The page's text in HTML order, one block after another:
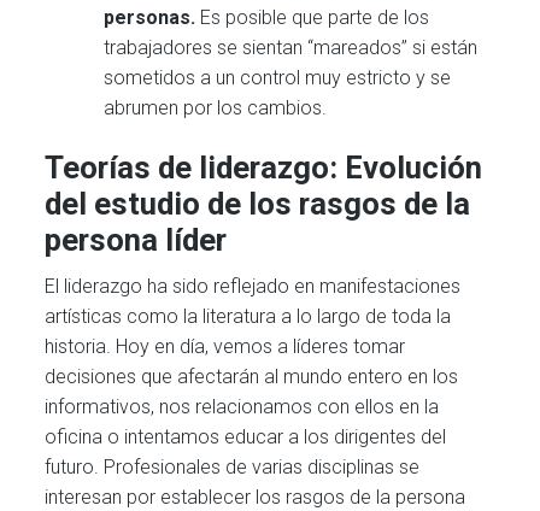
personas. Es posible que parte de los
trabajadores se sientan “mareados” si están
sometidos a un control muy estricto y se
abrumen por los cambios.
Teorías de liderazgo: Evolución
del estudio de los rasgos de la
persona líder
El liderazgo ha sido reflejado en manifestaciones
artísticas como la literatura a lo largo de toda la
historia. Hoy en día, vemos a líderes tomar
decisiones que afectarán al mundo entero en los
informativos, nos relacionamos con ellos en la
oficina o intentamos educar a los dirigentes del
futuro. Profesionales de varias disciplinas se
interesan por establecer los rasgos de la persona